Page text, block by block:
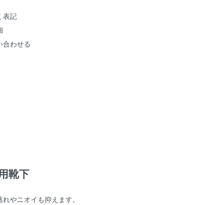
表記
合わせる
靴下
やニオイも抑えます。